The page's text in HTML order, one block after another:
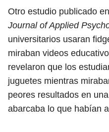
Otro estudio publicado
Journal of Applied
universitarios usaran
miraban videos
revelaron que los
juguetes mientras
peores resultados en
abarcaba lo que habían